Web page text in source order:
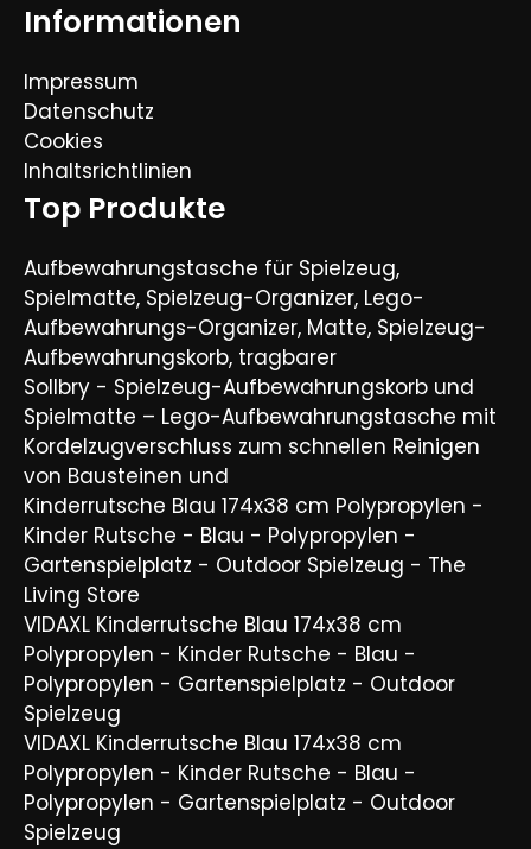
Informationen
Impressum
Datenschutz
Cookies
Inhaltsrichtlinien
Top Produkte
Aufbewahrungstasche für Spielzeug,
Spielmatte, Spielzeug-Organizer, Lego-
Aufbewahrungs-Organizer, Matte, Spielzeug-
Aufbewahrungskorb, tragbarer
Sollbry - Spielzeug-Aufbewahrungskorb und
Spielmatte – Lego-Aufbewahrungstasche mit
Kordelzugverschluss zum schnellen Reinigen
von Bausteinen und
Kinderrutsche Blau 174x38 cm Polypropylen -
Kinder Rutsche - Blau - Polypropylen -
Gartenspielplatz - Outdoor Spielzeug - The
Living Store
VIDAXL Kinderrutsche Blau 174x38 cm
Polypropylen - Kinder Rutsche - Blau -
Polypropylen - Gartenspielplatz - Outdoor
Spielzeug
VIDAXL Kinderrutsche Blau 174x38 cm
Polypropylen - Kinder Rutsche - Blau -
Polypropylen - Gartenspielplatz - Outdoor
Spielzeug